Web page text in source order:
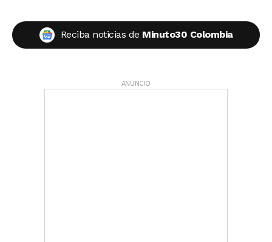
Reciba noticias de Minuto30 Colombia
ANUNCIO